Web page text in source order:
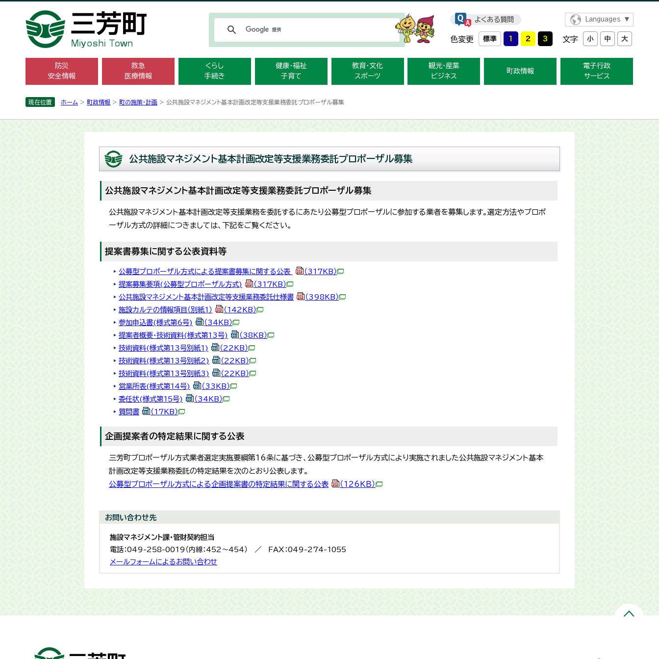
よくある質問 Languages
色変更 文字
防災
安全情報
救急
医療情報
くらし
手続き
健康・福祉
子育て
教育・文化
スポーツ
観光・産業
ビジネス
町政情報
電子行政
サービス
現在位置 ホーム > 町政情報 > 町の施策・計画 > 公共施設マネジメント基本計画改定等支援業務委託プロポーザル募集
公共施設マネジメント基本計画改定等支援業務委託プロポーザル募集
公共施設マネジメント基本計画改定等支援業務委託プロポーザル募集
公共施設マネジメント基本計画改定等支援業務を委託するにあたり公募型プロポーザルに参加する業者を募集します。選定方法やプロポ
ーザル方式の詳細につきましては、下記をご覧ください。
提案書募集に関する公表資料等
公募型プロポーザル方式による提案書募集に関する公表
（317KB）
提案募集要項(公募型プロポーザル方式)
（317KB）
公共施設マネジメント基本計画改定等支援業務委託仕様書
（398KB）
施設カルテの情報項目（別紙1）
（142KB）
参加申込書(様式第6号)
（34KB）
提案者概要・技術資料(様式第13号)
（38KB）
技術資料(様式第13号別紙1)
（22KB）
技術資料(様式第13号別紙2)
（22KB）
技術資料(様式第13号別紙3)
（22KB）
営業所表(様式第14号)
（33KB）
委任状(様式第15号)
（34KB）
質問書
（17KB）
企画提案者の特定結果に関する公表
三芳町プロポーザル方式業者選定実施要綱第16条に基づき、公募型プロポーザル方式により実施されました公共施設マネジメント基本
計画改定等支援業務委託の特定結果を次のとおり公表します。
公募型プロポーザル方式による企画提案書の特定結果に関する公表
（126KB）
お問い合わせ先
施設マネジメント課・管財契約担当
電話：049-258-0019（内線：452～454） ／ FAX：049-274-1055
メールフォームによるお問い合わせ